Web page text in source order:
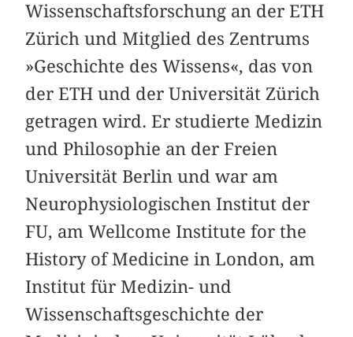
Wissenschaftsforschung an der ETH
Zürich und Mitglied des Zentrums
»Geschichte des Wissens«, das von
der ETH und der Universität Zürich
getragen wird. Er studierte Medizin
und Philosophie an der Freien
Universität Berlin und war am
Neurophysiologischen Institut der
FU, am Wellcome Institute for the
History of Medicine in London, am
Institut für Medizin- und
Wissenschaftsgeschichte der